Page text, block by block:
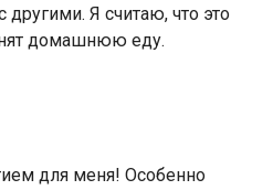
Я считаю, что это
домашнюю еду.
для меня! Особенно